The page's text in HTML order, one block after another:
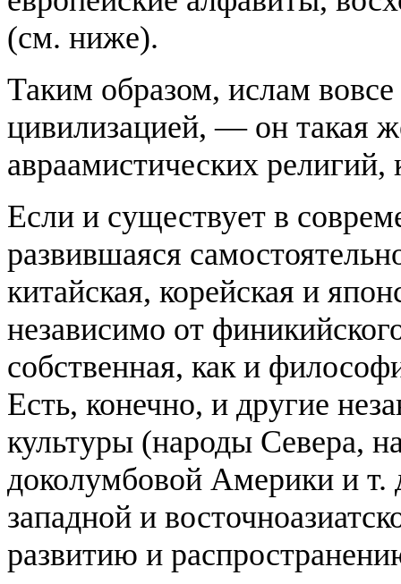
(см. ниже).
Таким образом, ислам вовсе
цивилизацией, — он такая
авраамистических религий,
Если и существует в
развившаяся
китайская, корейская и
независимо от
собственная, как и
Есть, конечно, и другие
культуры (народы Севера,
доколумбовой Америки и т.
западной и
развитию и